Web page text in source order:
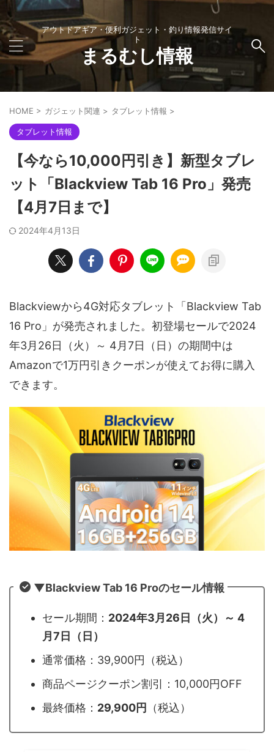
アウトドアギア・便利ガジェット・釣り情報発信サイ
ト
まるむし情報
HOME > ガジェット関連 > タブレット情報 >
タブレット情報
【今なら10,000円引き】新型タブレ
ット「Blackview Tab 16 Pro」発売
【4月7日まで】
2024年4月13日
Blackviewから4G対応タブレット「Blackview Tab
16 Pro」が発売されました。初登場セールで2024
年3月26日（火）～ 4月7日（日）の期間中は
Amazonで1万円引きクーポンが使えてお得に購入
できます。
▼Blackview Tab 16 Proのセール情報
セール期間： 2024年3月26日（火）～ 4
月7日（日）
通常価格：39,900円（税込）
商品ページクーポン割引：10,000円OFF
最終価格： 29,900円 （税込）